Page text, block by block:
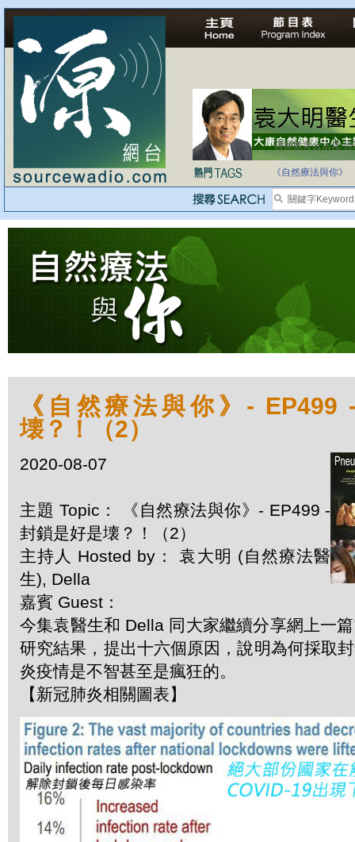
自家教育合法化-
《自然療法與你》
《自然療法與你》- EP499
壊？！（2）
2020-08-07
主題 Topic： 《自然療法與你》- EP499 -
封鎖是好是壊？！（2）
主持人 Hosted by： 袁大明 (自然療法醫
生), Della
嘉賓 Guest：
今集袁醫生和 Della 同大家繼續分享網上一
研究結果，提出十六個原因，說明為何採取
炎疫情是不智甚至是瘋狂的。
【新冠肺炎相關圖表】